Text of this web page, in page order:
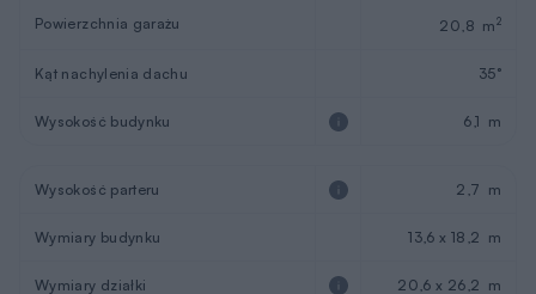
Powierzchnia garażu 20,8 m2
Kąt nachylenia dachu 35°
Wysokość budynku 6,1 m
Wysokość parteru 2,7 m
Wymiary budynku 13,6 x 18,2 m
Wymiary działki 20,6 x 26,2 m